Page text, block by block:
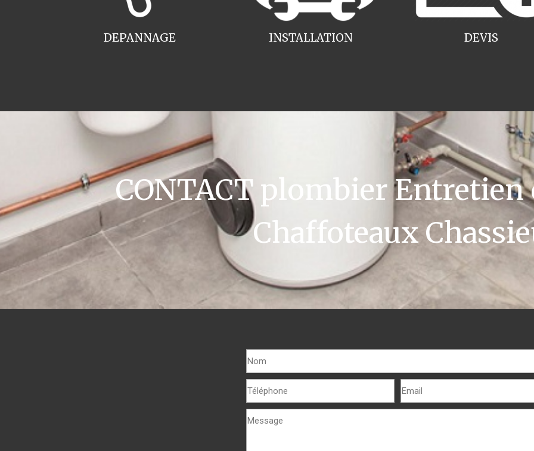
INSTALLATION
DEPANNAGE DEVIS
CONTACT plombier Entretien
Chaffoteaux